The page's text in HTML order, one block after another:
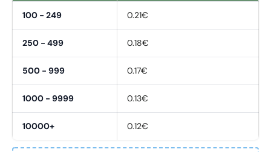
100 - 249 0.21€
250 - 499 0.18€
500 - 999 0.17€
1000 - 9999 0.13€
10000+ 0.12€